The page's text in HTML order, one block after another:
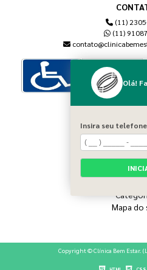
(11)
(11)
Home
Sobre
Blog
Mapa
Copyright © Clínica Bem Estar.
Olá!
Insira seu telefone